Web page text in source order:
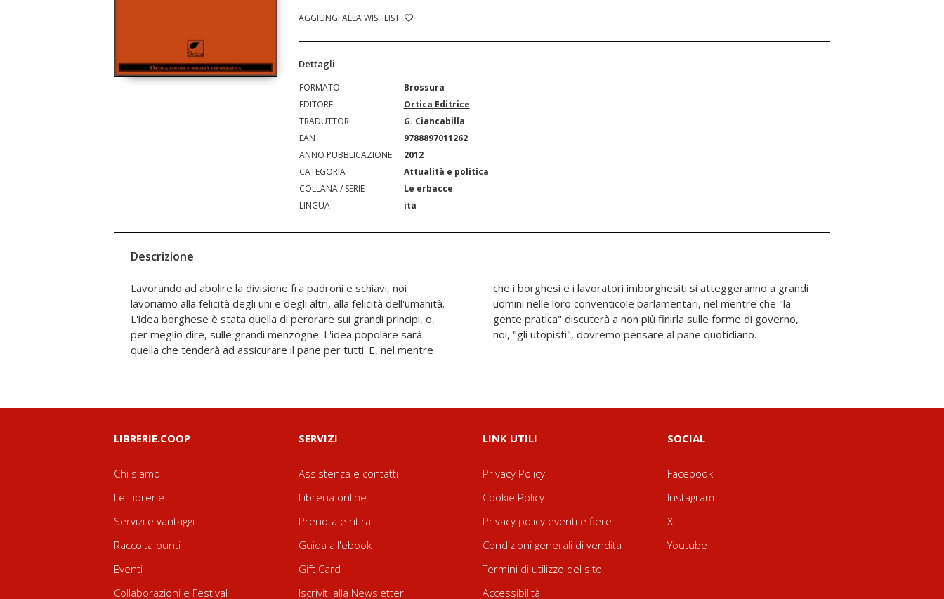
AGGIUNGI ALLA WISHLIST
Dettagli
FORMATO
Brossura
EDITORE
Ortica Editrice
TRADUTTORI
G. Ciancabilla
EAN
9788897011262
ANNO PUBBLICAZIONE
2012
CATEGORIA
Attualità e politica
COLLANA / SERIE
Le erbacce
LINGUA
ita
Descrizione
Lavorando ad abolire la divisione fra padroni e schiavi, noi
lavoriamo alla felicità degli uni e degli altri, alla felicità dell'umanità.
L'idea borghese è stata quella di perorare sui grandi principi, o,
per meglio dire, sulle grandi menzogne. L'idea popolare sarà
quella che tenderà ad assicurare il pane per tutti. E, nel mentre
che i borghesi e i lavoratori imborghesiti si atteggeranno a grandi
uomini nelle loro conventicole parlamentari, nel mentre che "la
gente pratica" discuterà a non più finirla sulle forme di governo,
noi, "gli utopisti", dovremo pensare al pane quotidiano.
LIBRERIE.COOP
Chi siamo
Le Librerie
Servizi e vantaggi
Raccolta punti
Eventi
Collaborazioni e Festival
SERVIZI
Assistenza e contatti
Libreria online
Prenota e ritira
Guida all'ebook
Gift Card
Iscriviti alla Newsletter
LINK UTILI
Privacy Policy
Cookie Policy
Privacy policy eventi e fiere
Condizioni generali di vendita
Termini di utilizzo del sito
Accessibilità
SOCIAL
Facebook
Instagram
X
Youtube